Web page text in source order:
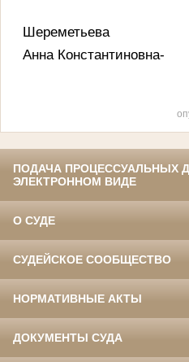
Шереметьева
Анна Константиновна-
ПОДАЧА ПРОЦЕССУАЛЬНЫХ
ЭЛЕКТРОННОМ ВИДЕ
О СУДЕ
СУДЕЙСКОЕ СООБЩЕСТВО
НОРМАТИВНЫЕ АКТЫ
ДОКУМЕНТЫ СУДА